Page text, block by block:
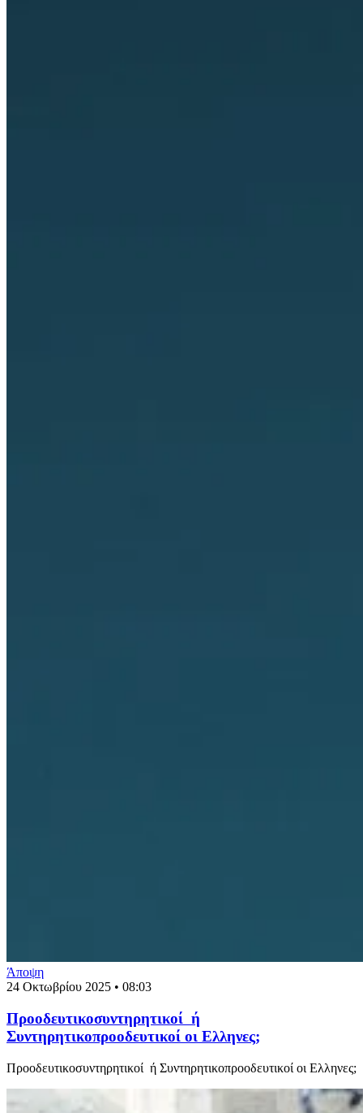
Άποψη
24 Οκτωβρίου 2025 • 08:03
Προοδευτικοσυντηρητικοί ή
Συντηρητικοπροοδευτικοί οι Ελληνες;
Προοδευτικοσυντηρητικοί ή Συντηρητικοπροοδευτικοί οι Ελληνες;